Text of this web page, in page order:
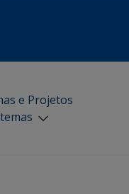
e Projetos